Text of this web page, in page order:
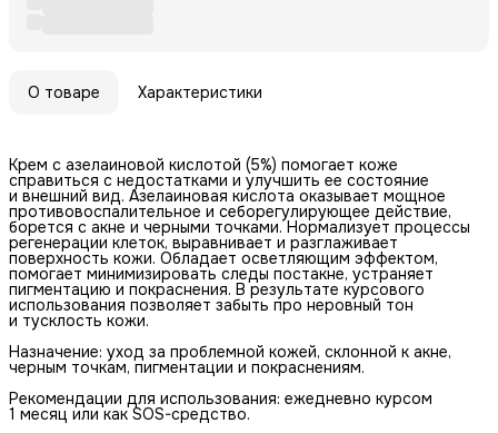
О товаре Характеристики
Крем с азелаиновой кислотой (5%) помогает коже
справиться с недостатками и улучшить ее состояние
и внешний вид. Азелаиновая кислота оказывает мощное
противовоспалительное и себорегулирующее действие,
борется с акне и черными точками. Нормализует процессы
регенерации клеток, выравнивает и разглаживает
поверхность кожи. Обладает осветляющим эффектом,
помогает минимизировать следы постакне, устраняет
пигментацию и покраснения. В результате курсового
использования позволяет забыть про неровный тон
и тусклость кожи.
Назначение: уход за проблемной кожей, склонной к акне,
черным точкам, пигментации и покраснениям.
Рекомендации для использования: ежедневно курсом
1 месяц или как SOS-средство.